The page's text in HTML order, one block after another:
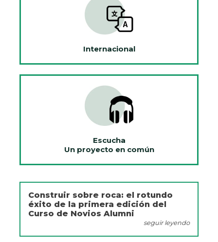
Internacional
Escucha
Un proyecto en común
Construir sobre roca: el rotundo
éxito de la primera edición del
Curso de Novios Alumni
seguir leyendo